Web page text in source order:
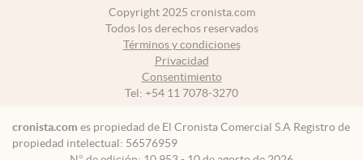
Copyright 2025 cronista.com
Todos los derechos reservados
Términos y condiciones
Privacidad
Consentimiento
Tel: +54 11 7078-3270
cronista.com es propiedad de El Cronista Comercial S.A Registro de
propiedad intelectual: 56576959